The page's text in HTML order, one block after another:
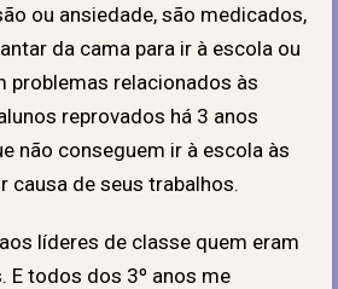
ou ansiedade, são medicados,
da cama para ir à escola ou
problemas relacionados às
reprovados há 3 anos
não conseguem ir à escola às
causa de seus trabalhos.
líderes de classe quem eram
E todos dos 3º anos me